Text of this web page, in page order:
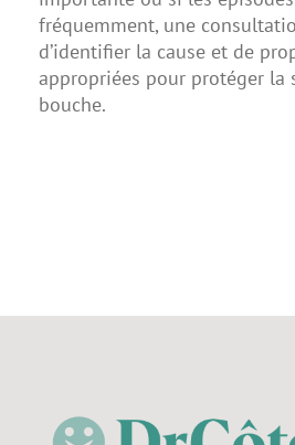
fréquemment, une
d’identifier la cause et de
appropriées pour protéger la
bouche.